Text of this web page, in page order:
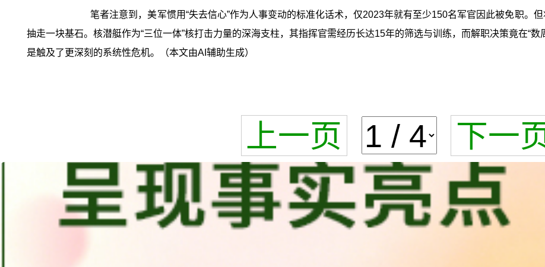
笔者注意到，美军惯用“失去信心”作为人事变动的标准化话术，仅2023年就有至少150名军官因此被免职。
抽走一块基石。核潜艇作为“三位一体”核打击力量的深海支柱，其指挥官需经历长达15年的筛选与训练，而解职决策竟在“
是触及了更深刻的系统性危机。（本文由AI辅助生成）
上一页 下一